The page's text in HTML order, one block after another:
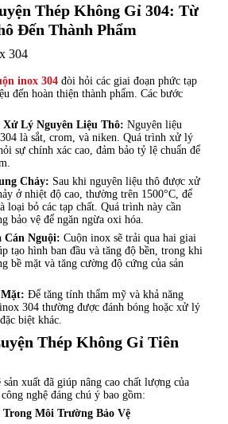
Thép Không Gỉ 304: Từ
Đến Thành Phẩm
inox 304 đòi hỏi các giai đoạn phức tạp
đến hoàn thiện thành phẩm. Các bước
Lý Nguyên Liệu Thô: Nguyên liệu
là sắt, crom, và niken. Quá trình xử lý
sự chính xác cao, đảm bảo tỷ lệ chuẩn để
Chảy: Sau khi nguyên liệu thô được xử
ở nhiệt độ cao, thường trên 1500°C, để
loại bỏ các tạp chất. Quá trình này cần
bảo vệ để ngăn ngừa oxi hóa.
Cán Nguội: Cuộn inox sẽ trải qua hai giai
tạo hình ban đầu và tăng độ bền, trong khi
bề mặt và tăng cường độ cứng của sản
Mặt: Để tăng tính thẩm mỹ và khả năng
304 thường được đánh bóng hoặc xử lý
biệt khác.
Thép Không Gỉ Tiên
xuất đã giúp nâng cao chất lượng của
nghệ đáng chú ý bao gồm:
Trong Môi Trường Bảo Vệ